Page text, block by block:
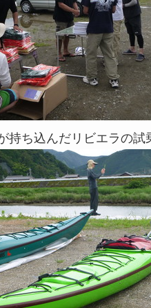
持ち込んだリビエラの試